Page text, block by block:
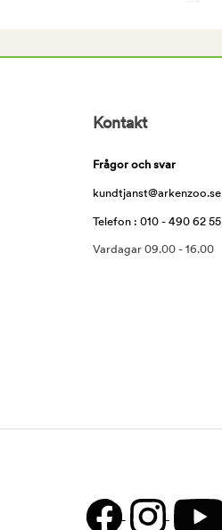
Kontakt
Frågor och svar
kundtjanst@arkenzoo.se
Telefon : 010 - 490 62 55
Vardagar 09.00 - 16.00